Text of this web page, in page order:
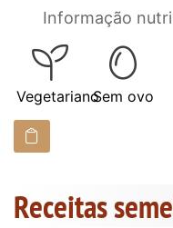
Informação
VegetarianoSem ovo
Receitas